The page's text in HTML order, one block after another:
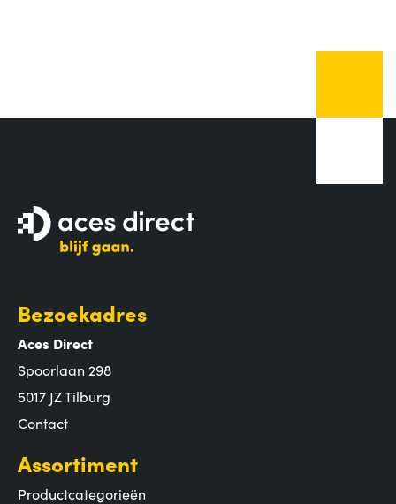
Bezoekadres
Aces Direct
Spoorlaan 298
5017 JZ Tilburg
Contact
Assortiment
Productcategorieën